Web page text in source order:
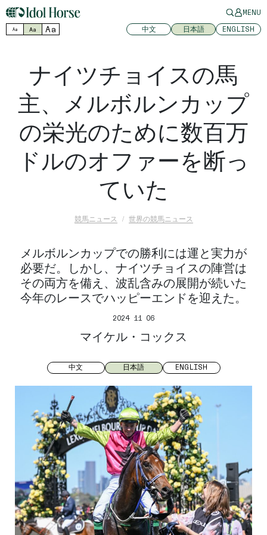
MENU
Aa Aa Aa 中文 日本語 ENGLISH
ナイツチョイスの馬
主、メルボルンカップ
の栄光のために数百万
ドルのオファーを断っ
ていた
競馬ニュース 世界の競馬ニュース
メルボルンカップでの勝利には運と実力が
必要だ。しかし、ナイツチョイスの陣営は
その両方を備え、波乱含みの展開が続いた
今年のレースでハッピーエンドを迎えた。
2024 11 06
マイケル・コックス
中文 日本語 ENGLISH